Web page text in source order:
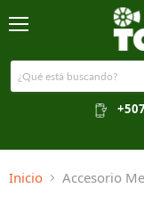
Inicio Accesorio